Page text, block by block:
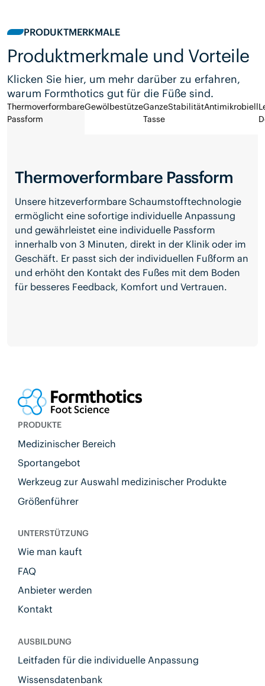
PRODUKTMERKMALE
Produktmerkmale und Vorteile
Klicken Sie hier, um mehr darüber zu erfahren,
warum Formthotics gut für die Füße sind.
Thermoverformbare
Passform
GewölbestützeGanze
Tasse
StabilitätAntimikrobiell
Thermoverformbare Passform
Unsere hitzeverformbare Schaumstofftechnologie
ermöglicht eine sofortige individuelle Anpassung
und gewährleistet eine individuelle Passform
innerhalb von 3 Minuten, direkt in der Klinik oder im
Geschäft. Er passt sich der individuellen Fußform an
und erhöht den Kontakt des Fußes mit dem Boden
für besseres Feedback, Komfort und Vertrauen.
PRODUKTE
Medizinischer Bereich
Sportangebot
Werkzeug zur Auswahl medizinischer Produkte
Größenführer
UNTERSTÜTZUNG
Wie man kauft
FAQ
Anbieter werden
Kontakt
AUSBILDUNG
Leitfaden für die individuelle Anpassung
Wissensdatenbank